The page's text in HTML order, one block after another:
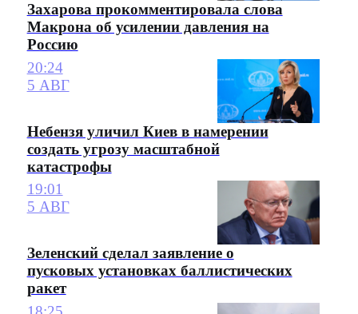
Захарова прокомментировала слова
Макрона об усилении давления на
Россию
20:24
5 АВГ
Небензя уличил Киев в намерении
создать угрозу масштабной
катастрофы
19:01
5 АВГ
Зеленский сделал заявление о
пусковых установках баллистических
ракет